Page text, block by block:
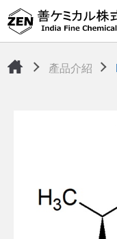
產品介紹